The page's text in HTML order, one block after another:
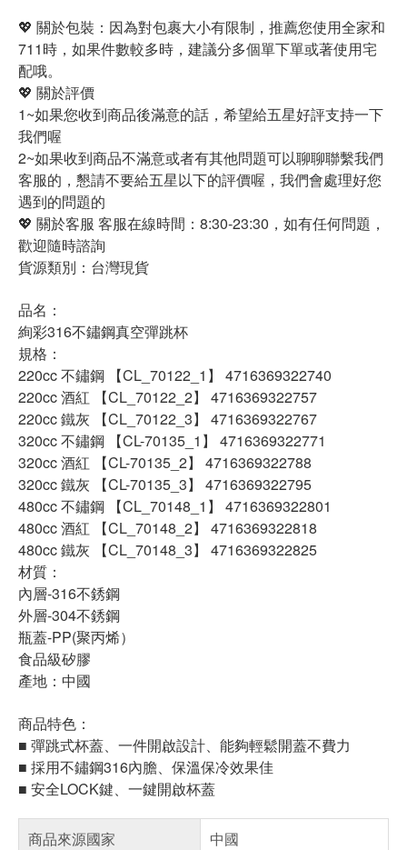
💖 關於包裝：因為對包裹大小有限制，推薦您使用全家和
711時，如果件數較多時，建議分多個單下單或著使用宅
配哦。
💖 關於評價
1~如果您收到商品後滿意的話，希望給五星好評支持一下
我們喔
2~如果收到商品不滿意或者有其他問題可以聊聊聯繫我們
客服的，懇請不要給五星以下的評價喔，我們會處理好您
遇到的問題的
💖 關於客服 客服在線時間：8:30-23:30，如有任何問題，
歡迎隨時諮詢
貨源類別：台灣現貨
品名：
絢彩316不鏽鋼真空彈跳杯
規格：
220cc 不鏽鋼 【CL_70122_1】 4716369322740
220cc 酒紅 【CL_70122_2】 4716369322757
220cc 鐵灰 【CL_70122_3】 4716369322767
320cc 不鏽鋼 【CL-70135_1】 4716369322771
320cc 酒紅 【CL-70135_2】 4716369322788
320cc 鐵灰 【CL-70135_3】 4716369322795
480cc 不鏽鋼 【CL_70148_1】 4716369322801
480cc 酒紅 【CL_70148_2】 4716369322818
480cc 鐵灰 【CL_70148_3】 4716369322825
材質：
內層-316不銹鋼
外層-304不銹鋼
瓶蓋-PP(聚丙烯）
食品級矽膠
產地：中國
商品特色：
■ 彈跳式杯蓋、一件開啟設計、能夠輕鬆開蓋不費力
■ 採用不鏽鋼316內膽、保溫保冷效果佳
■ 安全LOCK鍵、一鍵開啟杯蓋
商品來源國家
中國